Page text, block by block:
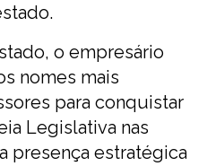
o empresário
nomes mais
para conquistar
Legislativa nas
presença estratégica